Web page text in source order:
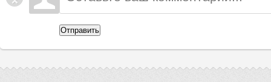
Отправить